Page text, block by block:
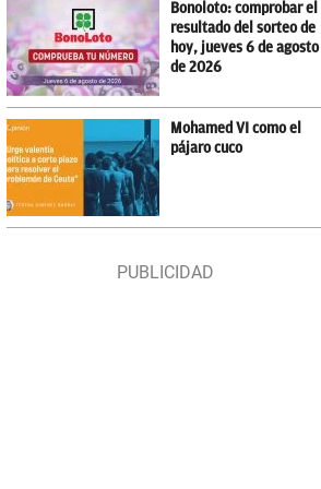
Bonoloto: comprobar el
resultado del sorteo de
hoy, jueves 6 de agosto
de 2026
Mohamed VI como el
pájaro cuco